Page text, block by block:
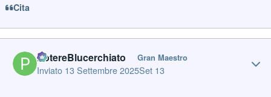
Cita
PotereBlucerchiato Gran Maestro
Inviato 13 Settembre 2025Set 13